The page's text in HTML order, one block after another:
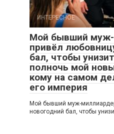
ИНТЕРЕСНОЕ
Мой бывший
привёл
бал, чтобы
полночь мой
кому на самом
его империя
Мой бывший муж-
новогодний бал, чтобы